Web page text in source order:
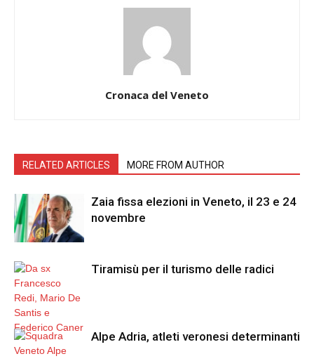
Cronaca del Veneto
RELATED ARTICLES MORE FROM AUTHOR
Zaia fissa elezioni in Veneto, il 23 e 24
novembre
Tiramisù per il turismo delle radici
Alpe Adria, atleti veronesi determinanti